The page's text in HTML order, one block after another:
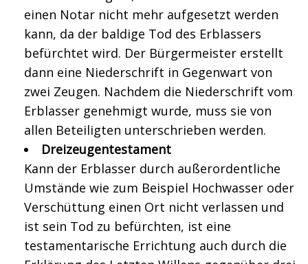
einen Notar nicht mehr aufgesetzt werden
kann, da der baldige Tod des Erblassers
befürchtet wird. Der Bürgermeister erstellt
dann eine Niederschrift in Gegenwart von
zwei Zeugen. Nachdem die Niederschrift vom
Erblasser genehmigt wurde, muss sie von
allen Beteiligten unterschrieben werden.
Dreizeugentestament
Kann der Erblasser durch außerordentliche
Umstände wie zum Beispiel Hochwasser oder
Verschüttung einen Ort nicht verlassen und
ist sein Tod zu befürchten, ist eine
testamentarische Errichtung auch durch die